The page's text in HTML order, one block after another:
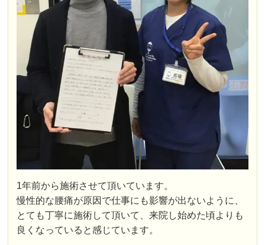
Yuna Y
子供の抱っこからか肩に痛みが出て急遽診てもらっ
てから通い始めました。肩の調子を良くするために
猫背矯正と、産後放置していた骨盤の矯正をしても
らっています。通い始めてまだ日は浅いですが、以
前より肩の状態はマシになったと感じています。矯
正に加えてトリガーポイントのマッサージもしてく
ださるので、その日痛いところや硬いところが解消
されます。
院内の雰囲気も良いですし、都度状態を確認しなが
ら施術してくれるので安心して通えます。また、1
歳の子供を連れて行ってもOKなのが助かります！
Masayuki
1年前から施術させて頂いています。
慢性的な腰痛が原因で仕事にも影響が出ないように、
とても丁寧に施術して頂いて、来院し始めた頃よりも
良くなっていると感じています。